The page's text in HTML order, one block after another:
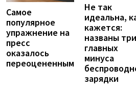
Самое
популярное
упражнение на
пресс
оказалось
переоцененным
Не так
идеальна,
кажется:
названы три
главных
минуса
зарядки